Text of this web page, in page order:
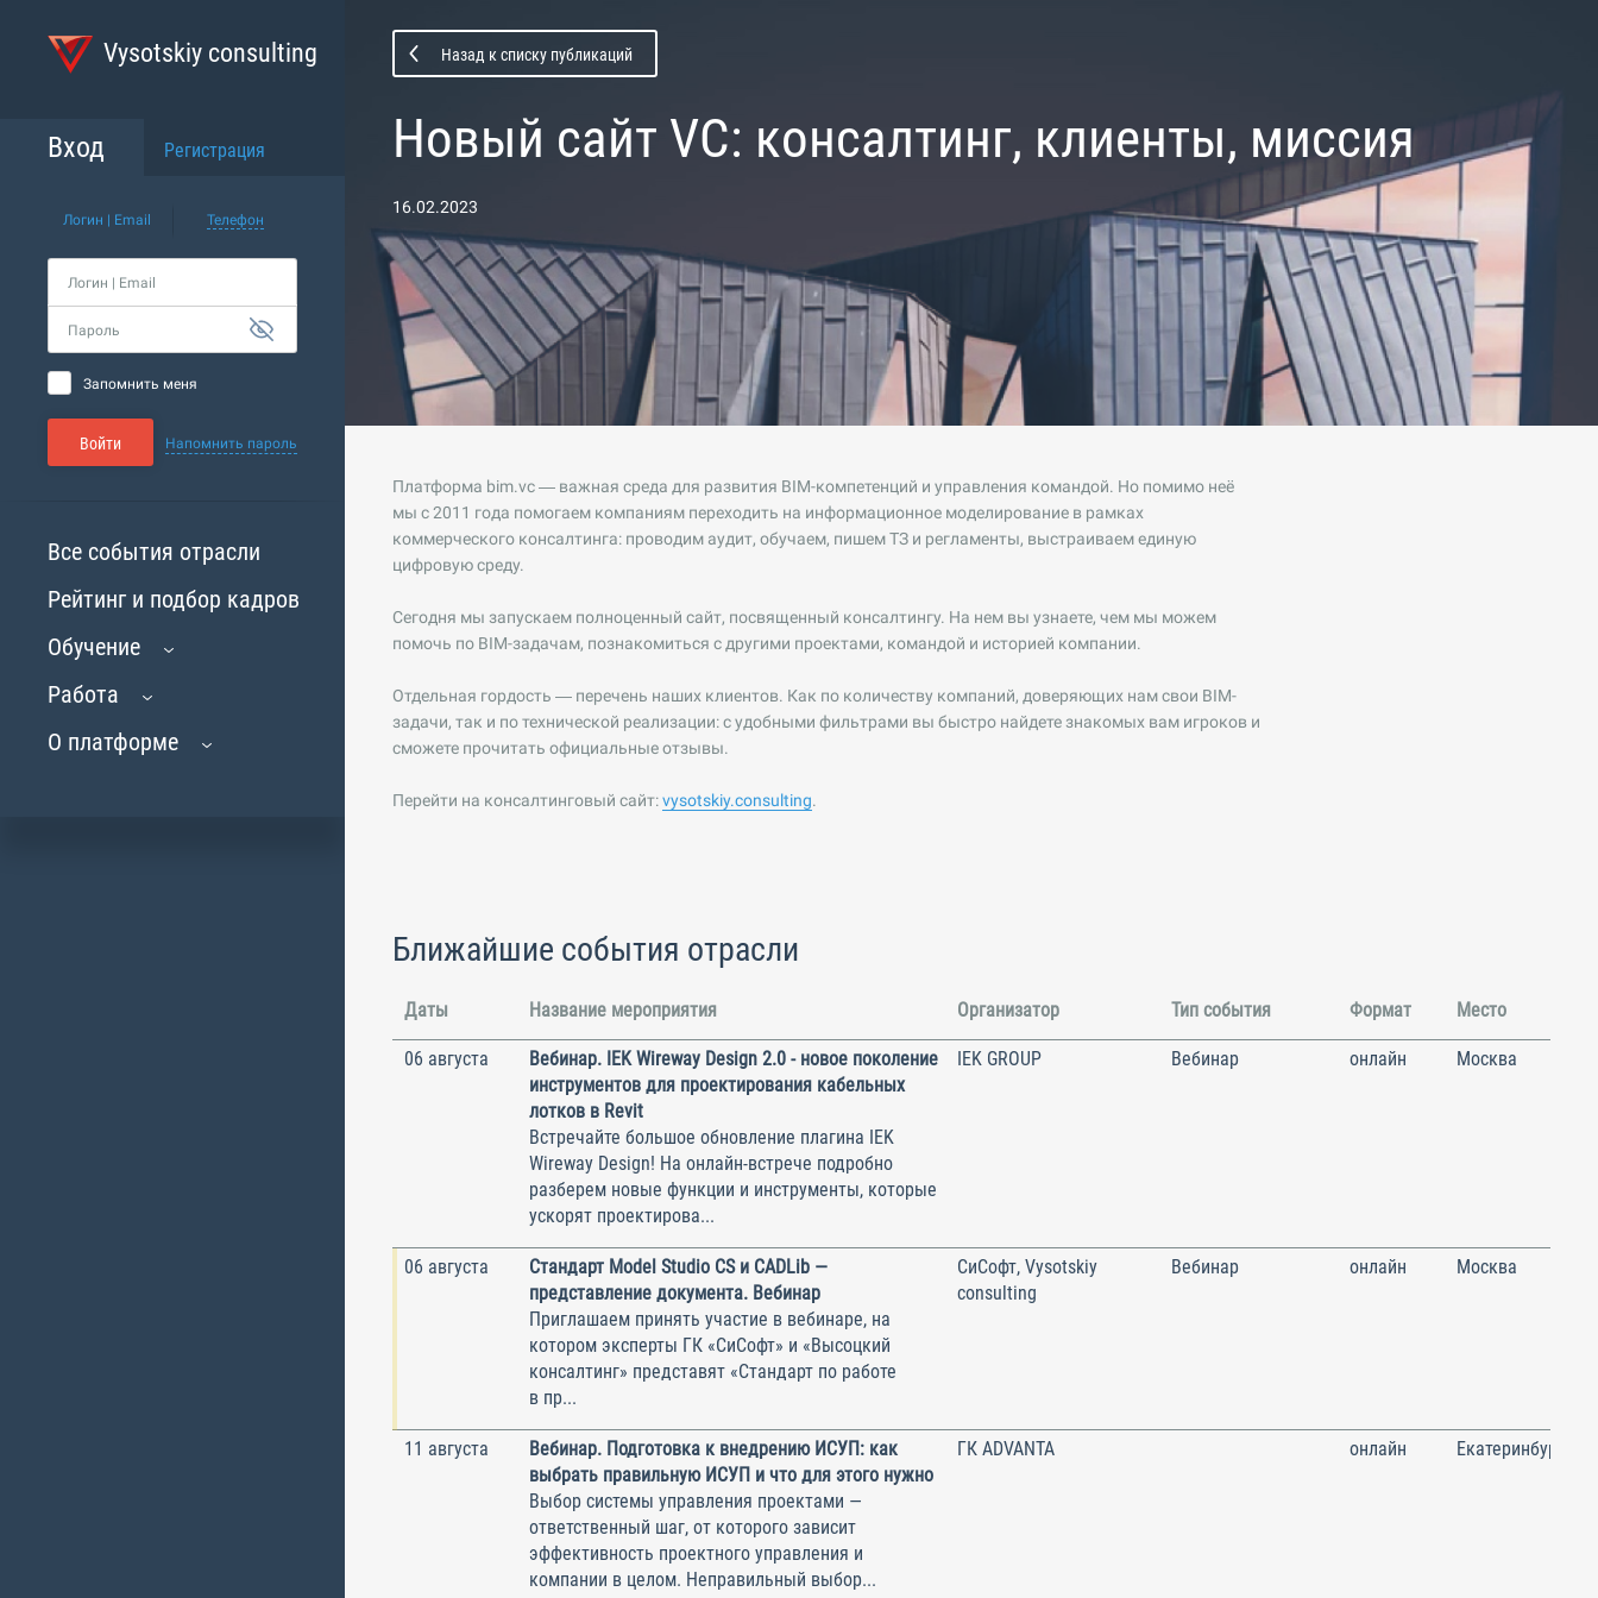
Vysotskiy consulting
Вход Регистрация
Логин | Email Телефон
Логин | Email
Пароль
Запомнить меня
Войти Напомнить пароль
Все события отрасли
Рейтинг и подбор кадров
Обучение
Работа
О платформе
Назад к списку публикаций
Новый сайт VC: консалтинг, клиенты, миссия
16.02.2023
Платформа bim.vc — важная среда для развития BIM-компетенций и управления командой. Но помимо неё
мы с 2011 года помогаем компаниям переходить на информационное моделирование в рамках
коммерческого консалтинга: проводим аудит, обучаем, пишем ТЗ и регламенты, выстраиваем единую
цифровую среду.
Сегодня мы запускаем полноценный сайт, посвященный консалтингу. На нем вы узнаете, чем мы можем
помочь по BIM-задачам, познакомиться с другими проектами, командой и историей компании.
Отдельная гордость — перечень наших клиентов. Как по количеству компаний, доверяющих нам свои BIM-
задачи, так и по технической реализации: с удобными фильтрами вы быстро найдете знакомых вам игроков и
сможете прочитать официальные отзывы.
Перейти на консалтинговый сайт:vysotskiy.consulting.
Ближайшие события отрасли
Даты Название мероприятия Организатор Тип события Формат Место
06 августа
Вебинар. IEK Wireway Design 2.0 - новое поколение
инструментов для проектирования кабельных
лотков в Revit
Встречайте большое обновление плагина IEK
Wireway Design! На онлайн-встрече подробно
разберем новые функции и инструменты, которые
ускорят проектирова...
IEK GROUP Вебинар онлайн Москва
06 августа
Стандарт Model Studio CS и CADLib —
представление документа. Вебинар
Приглашаем принять участие в вебинаре, на
котором эксперты ГК «СиСофт» и «Высоцкий
консалтинг» представят «Стандарт по работе
в пр...
СиСофт, Vysotskiy
consulting
Вебинар онлайн Москва
11 августа
Вебинар. Подготовка к внедрению ИСУП: как
выбрать правильную ИСУП и что для этого нужно
Выбор системы управления проектами —
ответственный шаг, от которого зависит
эффективность проектного управления и
компании в целом. Неправильный выбор...
ГК ADVANTA онлайн Екатеринбург